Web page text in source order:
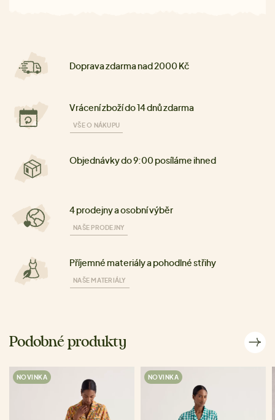
Doprava zdarma nad 2000 Kč
Vrácení zboží do 14 dnů zdarma
VŠE O NÁKUPU
Objednávky do 9:00 posíláme ihned
4 prodejny a osobní výběr
NAŠE PRODEJNY
Příjemné materiály a pohodlné střihy
NAŠE MATERIÁLY
Podobné produkty
NOVINKA NOVINKA